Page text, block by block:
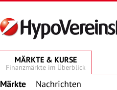
MÄRKTE & KURSE
Finanzmärkte im Überblick
Märkte Nachrichten